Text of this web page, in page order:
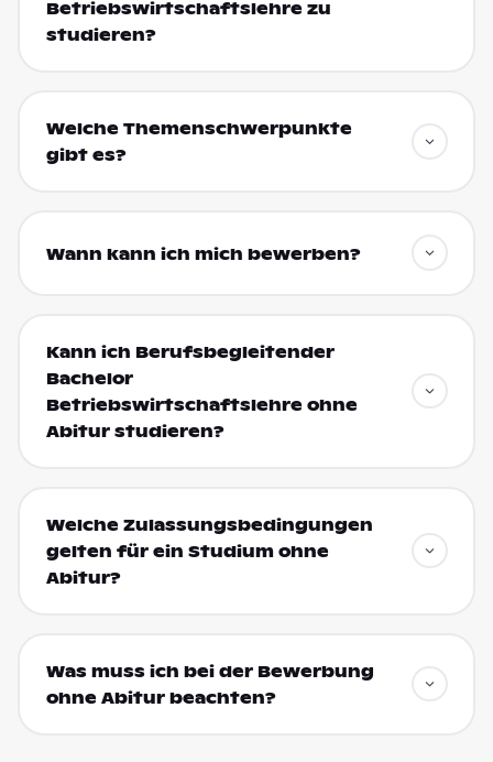
Betriebswirtschaftslehre zu
studieren?
Welche Themenschwerpunkte
gibt es?
Wann kann ich mich bewerben?
Kann ich Berufsbegleitender
Bachelor
Betriebswirtschaftslehre ohne
Abitur studieren?
Welche Zulassungsbedingungen
gelten für ein Studium ohne
Abitur?
Was muss ich bei der Bewerbung
ohne Abitur beachten?